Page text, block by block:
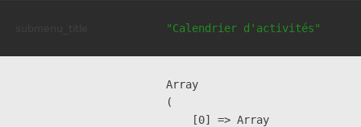
"Calendrier d'activités"
Array
(
    [0] => Array